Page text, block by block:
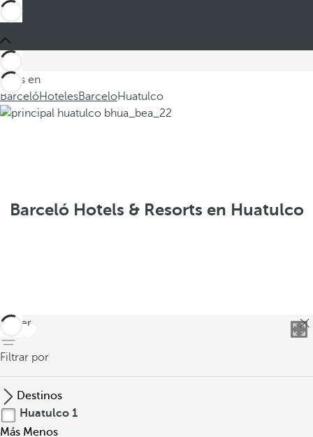
Estás en
BarcelóHotelesBarceloHuatulco
Barceló Hotels & Resorts en Huatulco
volver
Filtrar por
Destinos
Huatulco 1
Más Menos